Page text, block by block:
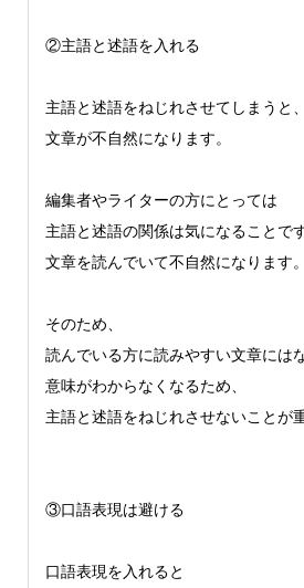
②主語と述語を入れる
主語と述語をねじれさせてしまうと、
文章が不自然になります。
編集者やライターの方にとっては
主語と述語の関係は気になることです
文章を読んでいて不自然になります。
そのため、
読んでいる方に読みやすい文章には
意味がわからなくなるため、
主語と述語をねじれさせないことが
③口語表現は避ける
口語表現を入れると